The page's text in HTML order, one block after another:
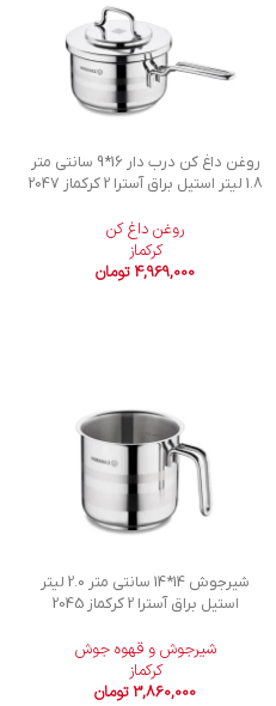
روغن داغ کن درب دار 16*9 سانتی متر
1.8 لیتر استیل براق آسترا 2 کرکماز 2047
روغن داغ کن
کرکماز
4,969,000 تومان
شیرجوش 14*14 سانتی متر 2.0 لیتر
استیل براق آسترا 2 کرکماز 2045
شیرجوش و قهوه جوش
کرکماز
3,860,000 تومان